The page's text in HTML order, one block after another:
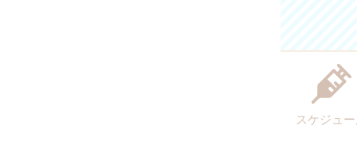
スケジュ